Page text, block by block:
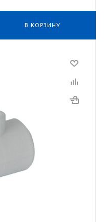
В КОРЗИНУ